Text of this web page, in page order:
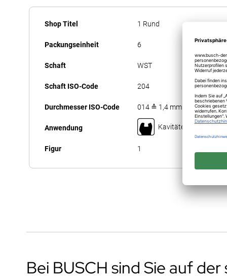
Anfang
springen
Mehr
Shop Titel 1 Rund
Packungseinheit 6
Schaft WST
Schaft ISO-Code 204
Durchmesser ISO-Code 014 ≙ 1,4 mm
Anwendung Kavitäten-/
Figur 1
Bei BUSCH sind Sie auf